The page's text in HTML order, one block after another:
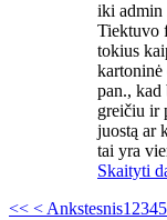
iki admin
Tiektuvo
tokius
kartoninė
pan., kad
greičiu ir
juostą ar
tai yra
Skaityti
<< < Ankstesnis1 2345